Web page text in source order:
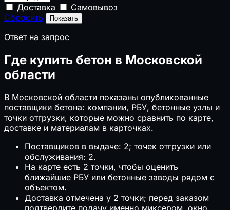
Доставка
Самовывоз
Сбросить
Показать
Ответ на запрос
Где купить бетон в Московской
области
В Московской области показаны опубликованные
поставщики бетона: компании, РБУ, бетонные узлы и
точки отгрузки, которые можно сравнить по карте,
доставке и материалам в карточках.
Поставщиков в выдаче: 2; точек отгрузки или
обслуживания: 2.
На карте есть 2 точки, чтобы оценить
ближайшие РБУ или бетонные заводы рядом с
объектом.
Доставка отмечена у 2 точки; перед заказом